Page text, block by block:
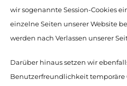
wir sogenannte Session-Cookies
einzelne Seiten unserer Website
werden nach Verlassen unserer
Darüber hinaus setzen wir
Benutzerfreundlichkeit temporäre